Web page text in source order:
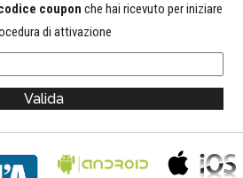
coupon che hai ricevuto per iniziare
di attivazione